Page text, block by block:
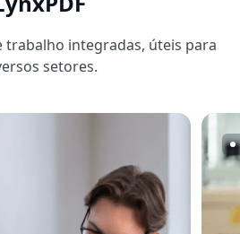
trabalho integradas, úteis para
setores.